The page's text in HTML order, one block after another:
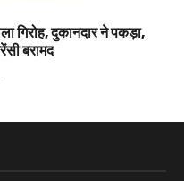
गिरोह, दुकानदार ने पकड़ा,
बरामद